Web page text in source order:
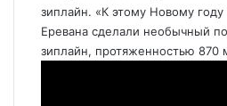
зиплайн. «К этому Новому
Еревана сделали необычный
зиплайн, протяженностью 870